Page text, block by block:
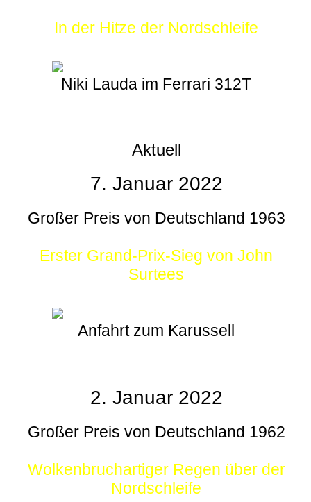
In der Hitze der Nordschleife
Niki Lauda im Ferrari 312T
Aktuell
7. Januar 2022
Großer Preis von Deutschland 1963
Erster Grand-Prix-Sieg von John
Surtees
Anfahrt zum Karussell
2. Januar 2022
Großer Preis von Deutschland 1962
Wolkenbruchartiger Regen über der
Nordschleife